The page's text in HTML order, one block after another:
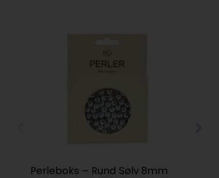
Perleboks – Rund Sølv 8mm